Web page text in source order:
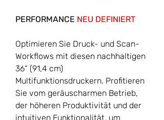
PERFORMANCE NEU DEFINIERT
Optimieren Sie Druck- und Scan-
Workflows mit diesen nachhaltigen
36“ (91,4 cm)
Multifunktionsdruckern. Profitieren
Sie vom geräuscharmen Betrieb,
der höheren Produktivität und der
intuitiven Funktionalität, um